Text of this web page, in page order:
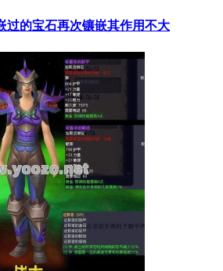
过的宝石再次镶嵌其作用不大